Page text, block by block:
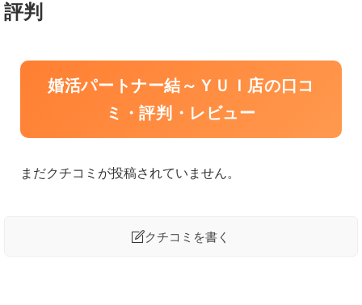
評判
婚活パートナー結～ＹＵＩ店の口コ
ミ・評判・レビュー
まだクチコミが投稿されていません。
クチコミを書く